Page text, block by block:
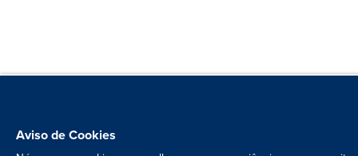
Aviso de Cookies